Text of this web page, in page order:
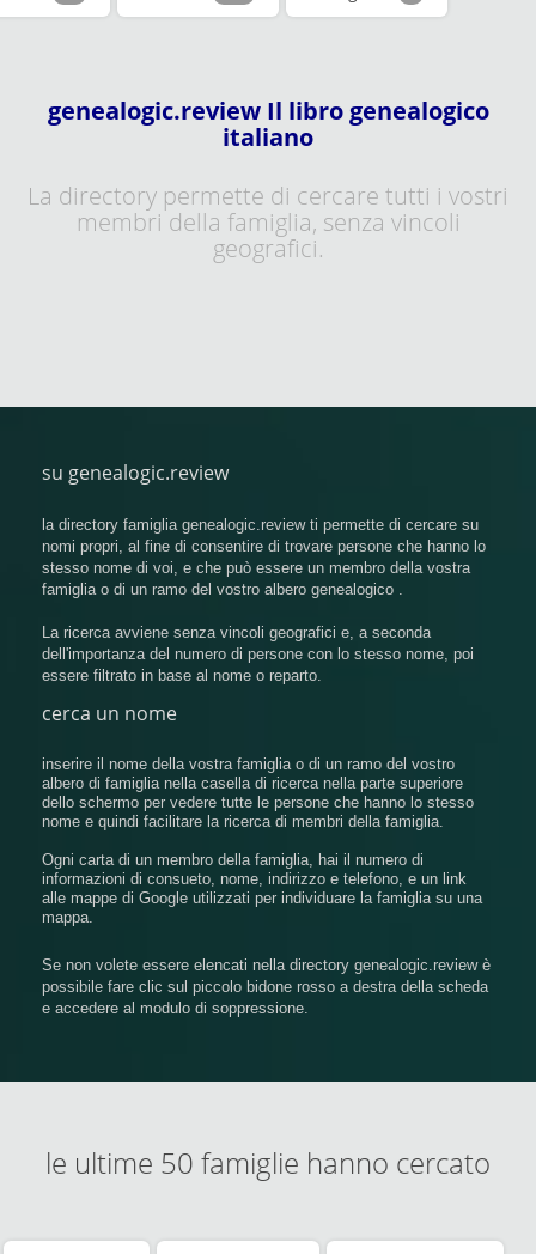
genealogic.review Il libro genealogico
italiano
La directory permette di cercare tutti i vostri
membri della famiglia, senza vincoli
geografici.
su genealogic.review
la directory famiglia genealogic.review ti permette di cercare su
nomi propri, al fine di consentire di trovare persone che hanno lo
stesso nome di voi, e che può essere un membro della vostra
famiglia o di un ramo del vostro albero genealogico .
La ricerca avviene senza vincoli geografici e, a seconda
dell'importanza del numero di persone con lo stesso nome, poi
essere filtrato in base al nome o reparto.
cerca un nome
inserire il nome della vostra famiglia o di un ramo del vostro
albero di famiglia nella casella di ricerca nella parte superiore
dello schermo per vedere tutte le persone che hanno lo stesso
nome e quindi facilitare la ricerca di membri della famiglia.
Ogni carta di un membro della famiglia, hai il numero di
informazioni di consueto, nome, indirizzo e telefono, e un link
alle mappe di Google utilizzati per individuare la famiglia su una
mappa.
Se non volete essere elencati nella directory genealogic.review è
possibile fare clic sul piccolo bidone rosso a destra della scheda
e accedere al modulo di soppressione.
le ultime 50 famiglie hanno cercato